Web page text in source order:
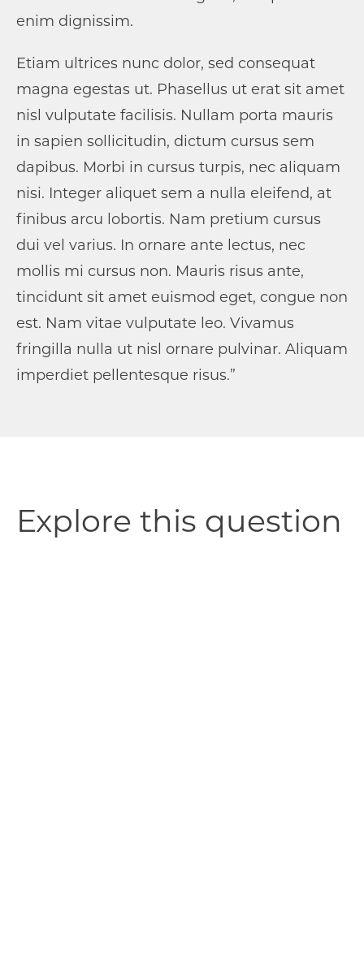
enim dignissim.
Etiam ultrices nunc dolor, sed consequat
magna egestas ut. Phasellus ut erat sit amet
nisl vulputate facilisis. Nullam porta mauris
in sapien sollicitudin, dictum cursus sem
dapibus. Morbi in cursus turpis, nec aliquam
nisi. Integer aliquet sem a nulla eleifend, at
finibus arcu lobortis. Nam pretium cursus
dui vel varius. In ornare ante lectus, nec
mollis mi cursus non. Mauris risus ante,
tincidunt sit amet euismod eget, congue non
est. Nam vitae vulputate leo. Vivamus
fringilla nulla ut nisl ornare pulvinar. Aliquam
imperdiet pellentesque risus.”
Explore this question